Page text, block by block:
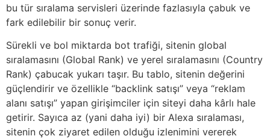
bu tür sıralama servisleri üzerinde fazlasıyla çabuk ve
fark edilebilir bir sonuç verir.
Sürekli ve bol miktarda bot trafiği, sitenin global
sıralamasını (Global Rank) ve yerel sıralamasını (Country
Rank) çabucak yukarı taşır. Bu tablo, sitenin değerini
güçlendirir ve özellikle “backlink satışı” veya “reklam
alanı satışı” yapan girişimciler için siteyi daha kârlı hale
getirir. Sayıca az (yani daha iyi) bir Alexa sıralaması,
sitenin çok ziyaret edilen olduğu izlenimini vererek